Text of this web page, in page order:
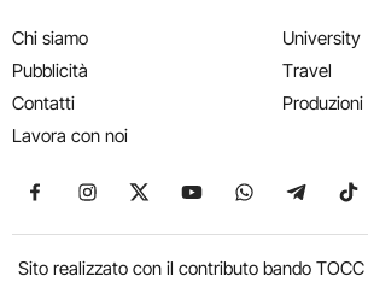
Chi siamo
Pubblicità
Contatti
Lavora con noi
University
Travel
Produzioni
Seguici su Facebook
Seguici su Instagram
Seguici su X
Seguici su YouTube
Seguici su
Seguici
Sito realizzato con il contributo bando